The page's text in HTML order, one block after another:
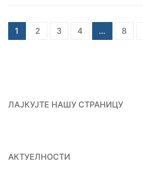
Кретање
1 2 3 4 … 8
ЛАЈКУЈТЕ НАШУ СТРАНИЦУ
АКТУЕЛНОСТИ